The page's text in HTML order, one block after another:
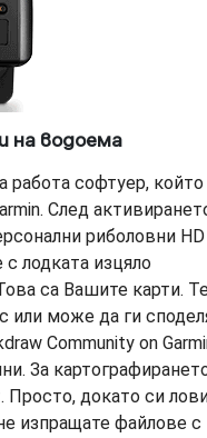
на водоема
работа софтуер,
След
риболовни
лодката изцяло
са Вашите карти.
или може да ги
Community on
За
Просто, докато си
изпращате файлове с